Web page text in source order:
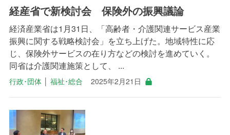
経産省で新検討会 保険外の振興議論
経済産業省は1月31日、「高齢者・介護関連サービス産業
振興に関する戦略検討会」を立ち上げた。地域特性に応
じ、保険外サービスの在り方などの検討を進めていく。
同省は介護関連施策として、 ...
行政･団体│ 福祉･総合 2025年2月21日